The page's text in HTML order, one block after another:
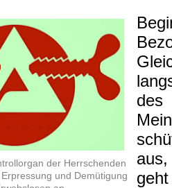
der Herrschenden
und Demütigung